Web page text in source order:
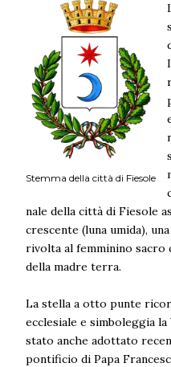
Stemma della città di Fiesole
nale della città di Fiesole
crescente (luna umida),
rivolta al femminino sacro
della madre terra.
La stella a otto punte
ecclesiale e simboleggia
stato anche adottato
pontificio di Papa